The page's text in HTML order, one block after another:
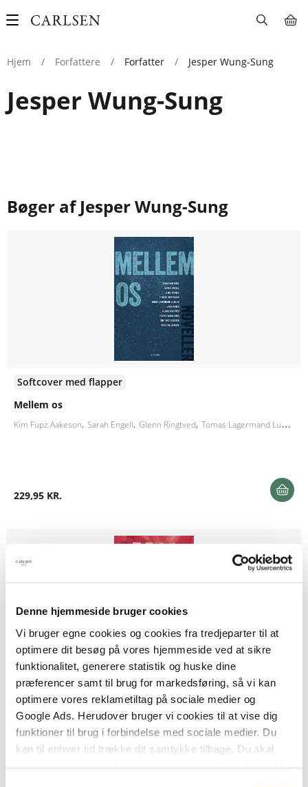
Denne hjemmeside bruger cookies
Vi bruger egne cookies og cookies fra tredjeparter til at
optimere dit besøg på vores hjemmeside ved at sikre
funktionalitet, generere statistik og huske dine
præferencer samt til brug for markedsføring, så vi kan
optimere vores reklametiltag på sociale medier og
Google Ads. Herudover bruger vi cookies til at vise dig
funktioner til brug i forbindelse med sociale medier. Du
kan til enhver tid trække dit samtykke tilbage. Du skal
Main
Hjem
/ Forfattere / Forfatter / Jesper Wung-Sung
Jesper Wung-Sung
Bøger af Jesper Wung-Sung
Softcover med flapper
Mellem os
Kim Fupz Aakeson Sarah Engell Glenn Ringtved Tomas Lagermand Lundme
229,95 KR.
Softcover
Dødssynder - 7 korte historier
Glenn Ringtved Jesper Wung-Sung Jonas Kleinschmidt Martha Flyvholm Tode